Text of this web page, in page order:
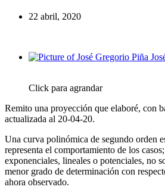
22 abril, 2020
Click para agrandar
Remito una proyección que elaboré, con
actualizada al 20-04-20.
Una curva polinómica de segundo orden
representa el comportamiento de los
exponenciales, lineales o potenciales, no
menor grado de determinación con
ahora observado.